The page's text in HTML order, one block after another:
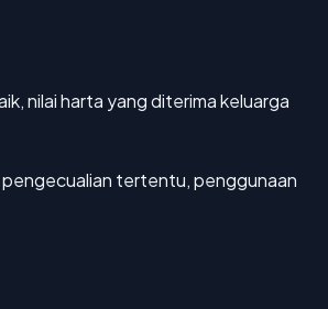
nilai harta yang diterima keluarga
pengecualian tertentu, penggunaan